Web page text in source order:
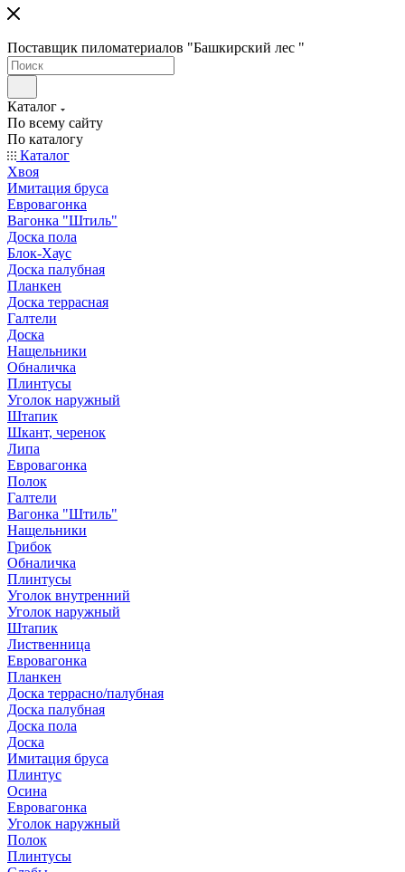
Поставщик пиломатериалов "Башкирский лес "
Каталог
По всему сайту
По каталогу
Каталог
Хвоя
Имитация бруса
Евровагонка
Вагонка "Штиль"
Доска пола
Блок-Хаус
Доска палубная
Планкен
Доска террасная
Галтели
Доска
Нащельники
Обналичка
Плинтусы
Уголок наружный
Штапик
Шкант, черенок
Липа
Евровагонка
Полок
Галтели
Вагонка "Штиль"
Нащельники
Грибок
Обналичка
Плинтусы
Уголок внутренний
Уголок наружный
Штапик
Лиственница
Евровагонка
Планкен
Доска террасно/палубная
Доска палубная
Доска пола
Доска
Имитация бруса
Плинтус
Осина
Евровагонка
Уголок наружный
Полок
Плинтусы